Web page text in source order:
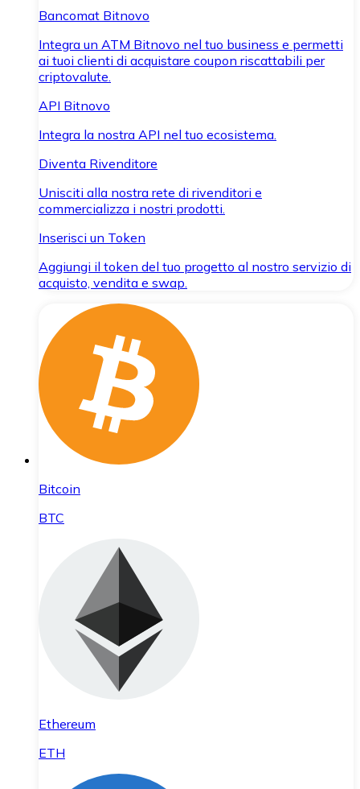
Bancomat Bitnovo
Integra un ATM Bitnovo nel tuo business e permetti
ai tuoi clienti di acquistare coupon riscattabili per
criptovalute.
API Bitnovo
Integra la nostra API nel tuo ecosistema.
Diventa Rivenditore
Unisciti alla nostra rete di rivenditori e
commercializza i nostri prodotti.
Inserisci un Token
Aggiungi il token del tuo progetto al nostro servizio di
acquisto, vendita e swap.
Bitcoin
BTC
Ethereum
ETH